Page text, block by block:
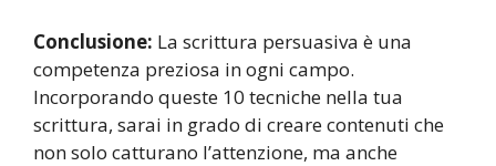
Conclusione: La scrittura persuasiva è una
competenza preziosa in ogni campo.
Incorporando queste 10 tecniche nella tua
scrittura, sarai in grado di creare contenuti che
non solo catturano l’attenzione, ma anche